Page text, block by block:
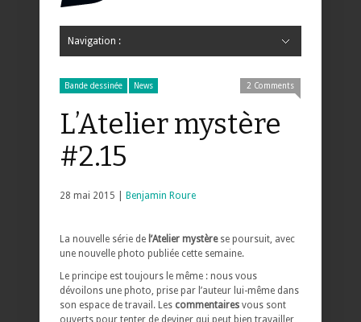
Navigation :
Bande dessinée News 2 Comments
L’Atelier mystère
#2.15
28 mai 2015 | Benjamin Roure
La nouvelle série de l’Atelier mystèrese poursuit, avec
une nouvelle photo publiée cette semaine.
Le principe est toujours le même : nous vous
dévoilons une photo, prise par l’auteur lui-même dans
son espace de travail. Les commentaires vous sont
ouverts pour tenter de deviner qui peut bien travailler